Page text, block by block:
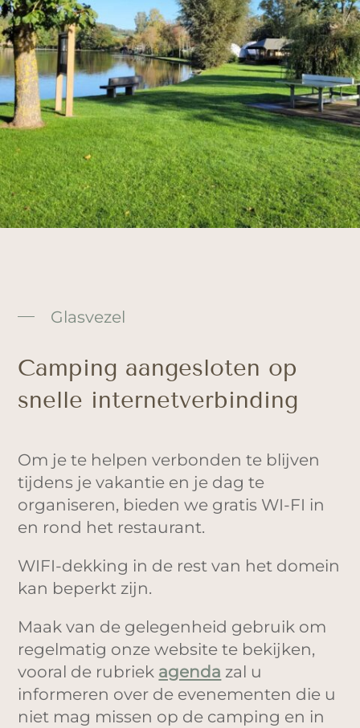
Glasvezel
Camping aangesloten op
snelle internetverbinding
Om je te helpen verbonden te blijven
tijdens je vakantie en je dag te
organiseren, bieden we gratis WI-FI in
en rond het restaurant.
WIFI-dekking in de rest van het domein
kan beperkt zijn.
Maak van de gelegenheid gebruik om
regelmatig onze website te bekijken,
vooral de rubriek agenda zal u
informeren over de evenementen die u
niet mag missen op de camping en in